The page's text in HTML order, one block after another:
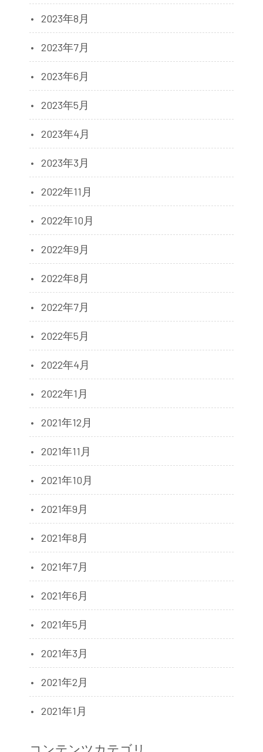
2023年8月
2023年7月
2023年6月
2023年5月
2023年4月
2023年3月
2022年11月
2022年10月
2022年9月
2022年8月
2022年7月
2022年5月
2022年4月
2022年1月
2021年12月
2021年11月
2021年10月
2021年9月
2021年8月
2021年7月
2021年6月
2021年5月
2021年3月
2021年2月
2021年1月
コンテンツカテゴリ